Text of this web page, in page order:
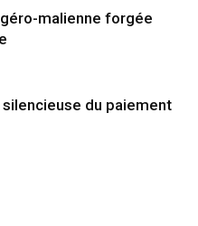
malienne forgée
du paiement